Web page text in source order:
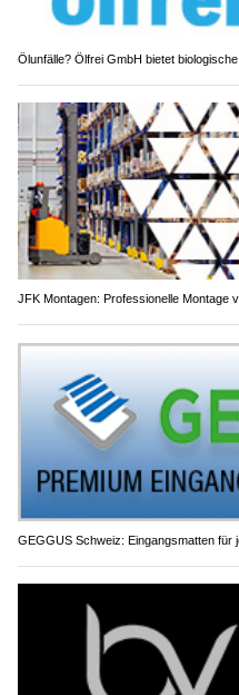
Ölunfälle? Ölfrei GmbH bietet
JFK Montagen: Professionelle Montage
GEGGUS Schweiz: Eingangsmatten